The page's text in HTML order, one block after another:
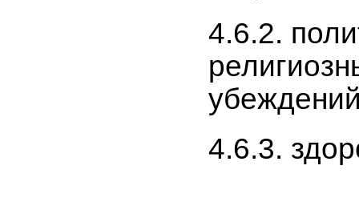
4.6.2.
4.6.3.